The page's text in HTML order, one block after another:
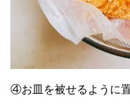
④お皿を被せるように